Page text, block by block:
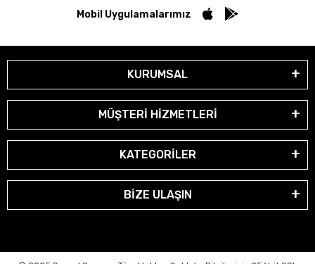
Mobil Uygulamalarımız
KURUMSAL
MÜŞTERİ HİZMETLERİ
KATEGORİLER
BİZE ULAŞIN